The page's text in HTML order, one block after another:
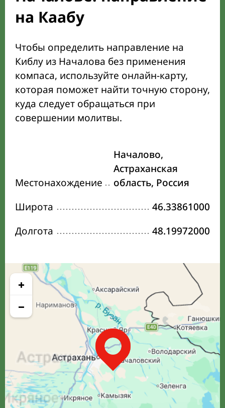
на Каабу
Чтобы определить направление на
Киблу из Началова без применения
компаса, используйте онлайн-карту,
которая поможет найти точную сторону,
куда следует обращаться при
совершении молитвы.
Местонахождение
Началово,
Астраханская
область, Россия
Широта
46.33861000
Долгота
48.19972000
+
−